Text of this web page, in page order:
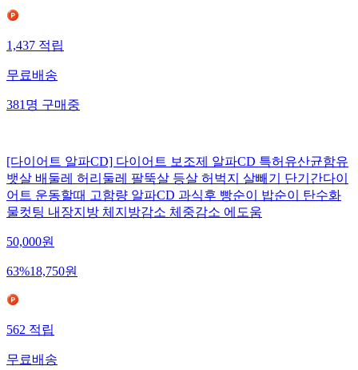
1,437적립
무료배송
381명구매중
[다이어트 알파CD] 다이어트 보조제 알파CD 특허유산균함유
뱃살 배둘레 허리둘레 팔뚝살 등살 허벅지 살빼기 단기간다이
어트 운동할때 고함량 알파CD 과식후 빵순이 밥순이 탄수화
물컷팅 내장지방 체지방감소 체중감소 에도움
50,000원
63%18,750원
562적립
무료배송